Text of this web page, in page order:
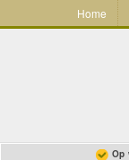
Home
Op